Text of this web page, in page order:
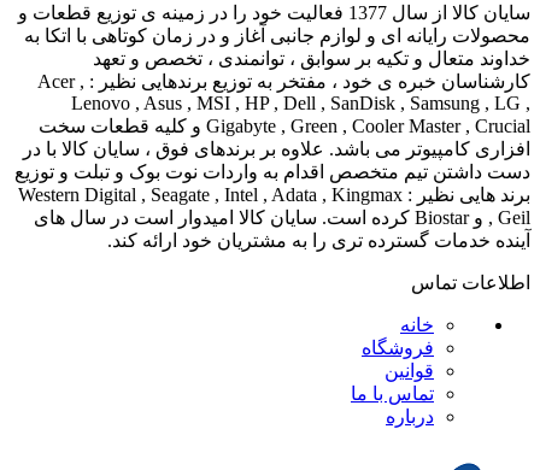
سایان کالا از سال 1377 فعالیت خود را در زمینه ی توزیع قطعات و
محصولات رایانه ای و لوازم جانبی آغاز و در زمان کوتاهی با اتکا به
خداوند متعال و تکیه بر سوابق ، توانمندی ، تخصص و تعهد
کارشناسان خبره ی خود ، مفتخر به توزیع برندهایی نظیر : Acer ,
Lenovo , Asus , MSI , HP , Dell , SanDisk , Samsung , LG ,
Gigabyte , Green , Cooler Master , Crucial و کلیه قطعات سخت
افزاری کامپیوتر می باشد. علاوه بر برندهای فوق ، سایان کالا با در
دست داشتن تیم متخصص اقدام به واردات نوت بوک و تبلت و توزیع
برند هایی نظیر : Western Digital , Seagate , Intel , Adata , Kingmax
, Geil و Biostar کرده است. سایان کالا امیدوار است در سال های
آینده خدمات گسترده تری را به مشتریان خود ارائه کند.
اطلاعات تماس
خانه
فروشگاه
قوانین
تماس با ما
درباره